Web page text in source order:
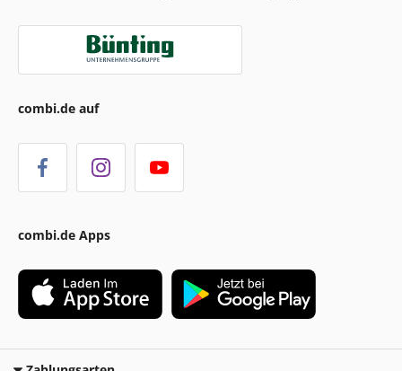
combi.de auf
combi.de Apps